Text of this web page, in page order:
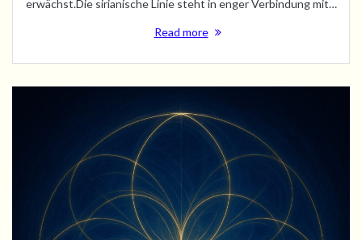
erwächst.Die sirianische Linie steht in enger Verbindung mit…
Read more